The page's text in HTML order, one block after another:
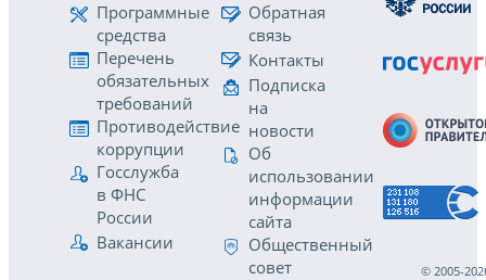
Программные
средства
Перечень
обязательных
требований
Противодействие
коррупции
Госслужба
в ФНС
России
Вакансии
Обратная
связь
Контакты
Подписка
на
новости
Об
использовании
информации
сайта
Общественный
совет
© 2005-